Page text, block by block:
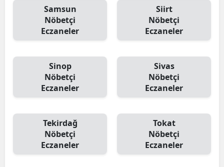
Samsun
Nöbetçi
Eczaneler
Siirt
Nöbetçi
Eczaneler
Sinop
Nöbetçi
Eczaneler
Sivas
Nöbetçi
Eczaneler
Tekirdağ
Nöbetçi
Eczaneler
Tokat
Nöbetçi
Eczaneler